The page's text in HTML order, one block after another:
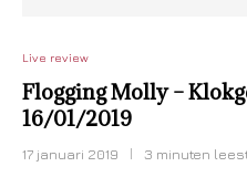
Live review
Flogging Molly –
16/01/2019
17 januari 2019 3 minuten